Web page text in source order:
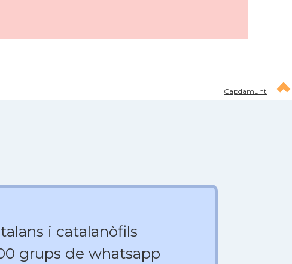
Capdamunt
i catalanòfils
grups de whatsapp